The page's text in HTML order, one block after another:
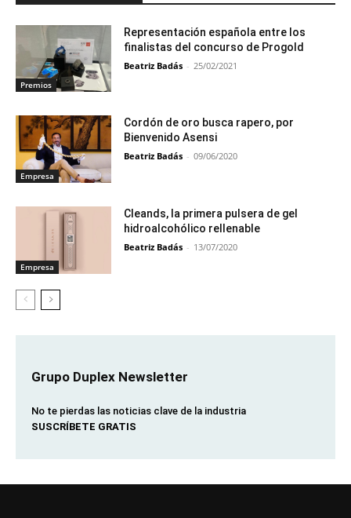
Premios
Representación española entre los
finalistas del concurso de Progold
Beatriz Badás - 25/02/2021
Empresa
Cordón de oro busca rapero, por
Bienvenido Asensi
Beatriz Badás - 09/06/2020
Empresa
Cleands, la primera pulsera de gel
hidroalcohólico rellenable
Beatriz Badás - 13/07/2020
Grupo Duplex Newsletter
No te pierdas las noticias clave de la industria
SUSCRÍBETE GRATIS